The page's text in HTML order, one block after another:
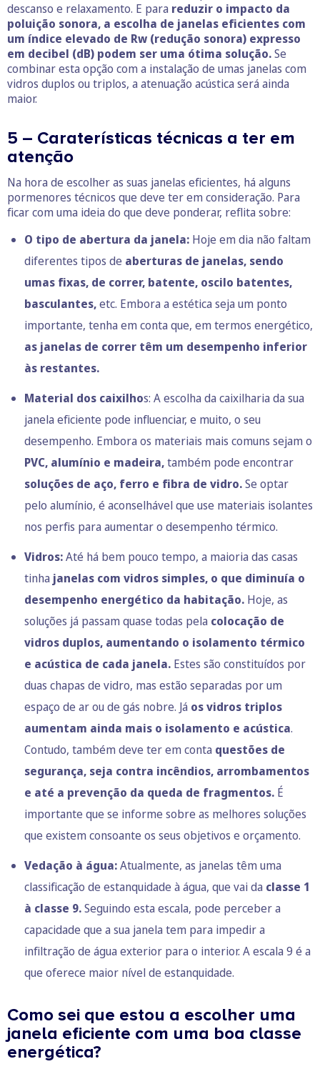
descanso e relaxamento. E para reduzir o impacto da
poluição sonora, a escolha de janelas eficientes com
um índice elevado de Rw (redução sonora) expresso
em decibel (dB) podem ser uma ótima solução.Se
combinar esta opção com a instalação de umas janelas com
vidros duplos ou triplos, a atenuação acústica será ainda
maior.
5 – Caraterísticas técnicas a ter em
atenção
Na hora de escolher as suas janelas eficientes, há alguns
pormenores técnicos que deve ter em consideração. Para
ficar com uma ideia do que deve ponderar, reflita sobre:
O tipo de abertura da janela: Hoje em dia não faltam
diferentes tipos de aberturas de janelas, sendo
umas fixas, de correr, batente, oscilo batentes,
basculantes,etc. Embora a estética seja um ponto
importante, tenha em conta que, em termos energético,
as janelas de correr têm um desempenho inferior
às restantes.
Material dos caixilhos: A escolha da caixilharia da sua
janela eficiente pode influenciar, e muito, o seu
desempenho. Embora os materiais mais comuns sejam o
PVC, alumínio e madeira,também pode encontrar
soluções de aço, ferro e fibra de vidro.Se optar
pelo alumínio, é aconselhável que use materiais isolantes
nos perfis para aumentar o desempenho térmico.
Vidros:Até há bem pouco tempo, a maioria das casas
tinha janelas com vidros simples, o que diminuía o
desempenho energético da habitação. Hoje, as
soluções já passam quase todas pela colocação de
vidros duplos, aumentando o isolamento térmico
e acústica de cada janela. Estes são constituídos por
duas chapas de vidro, mas estão separadas por um
espaço de ar ou de gás nobre. Já os vidros triplos
aumentam ainda mais o isolamento e acústica.
Contudo, também deve ter em conta questões de
segurança, seja contra incêndios, arrombamentos
e até a prevenção da queda de fragmentos. É
importante que se informe sobre as melhores soluções
que existem consoante os seus objetivos e orçamento.
Vedação à água:Atualmente, as janelas têm uma
classificação de estanquidade à água, que vai da classe 1
à classe 9.Seguindo esta escala, pode perceber a
capacidade que a sua janela tem para impedir a
infiltração de água exterior para o interior. A escala 9 é a
que oferece maior nível de estanquidade.
Como sei que estou a escolher uma
janela eficiente com uma boa classe
energética?